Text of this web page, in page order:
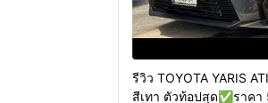
รีวิว TOYOTA YARIS
สีเทา ตัวท้อปสุด✅ราค